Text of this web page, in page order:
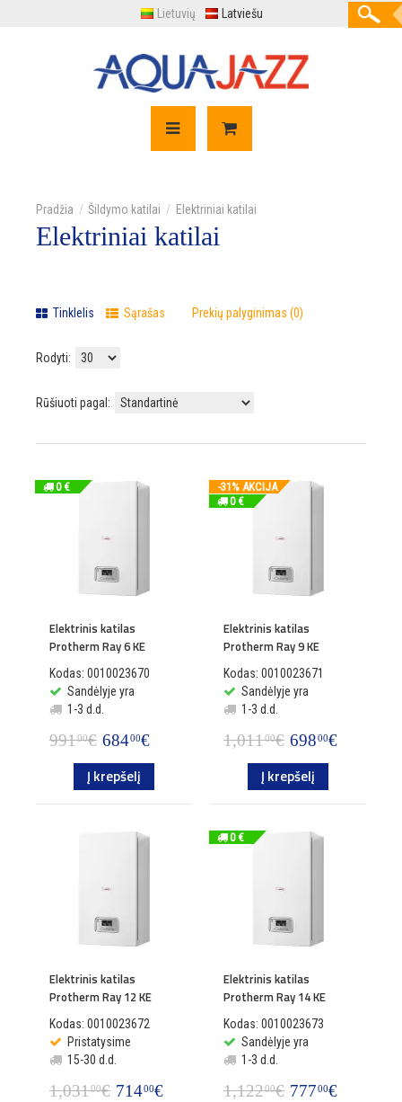
Lietuvių Latviešu
Šildymo katilai Elektriniai katilai
Elektriniai katilai
Tinklelis Sąrašas Prekių palyginimas (0)
Rodyti:
Rūšiuoti pagal:
0 €
Elektrinis katilas
Protherm Ray 6 KE
Kodas: 0010023670
Sandėlyje yra
1-3 d.d.
99100€ 68400€
Į krepšelį
-31% AKCIJA
0 €
Elektrinis katilas
Protherm Ray 9 KE
Kodas: 0010023671
Sandėlyje yra
1-3 d.d.
1,01100€ 69800€
Į krepšelį
Elektrinis katilas
Protherm Ray 12 KE
Kodas: 0010023672
Pristatysime
15-30 d.d.
1,03100€ 71400€
0 €
Elektrinis katilas
Protherm Ray 14 KE
Kodas: 0010023673
Sandėlyje yra
1-3 d.d.
1,12200€ 77700€